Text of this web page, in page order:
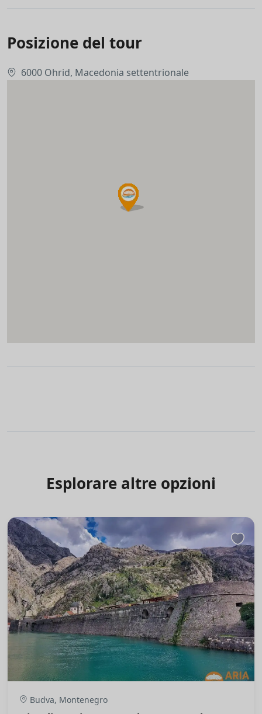
Posizione del tour
6000 Ohrid, Macedonia settentrionale
Esplorare altre opzioni
Budva, Montenegro